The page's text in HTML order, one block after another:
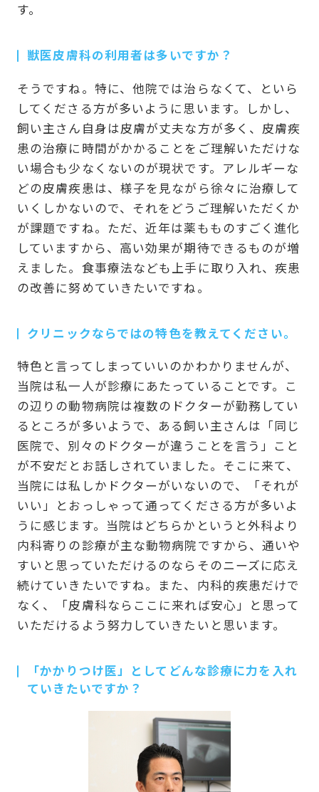
す。
獣医皮膚科の利用者は多いですか？
そうですね。特に、他院では治らなくて、といら
してくださる方が多いように思います。しかし、
飼い主さん自身は皮膚が丈夫な方が多く、皮膚疾
患の治療に時間がかかることをご理解いただけな
い場合も少なくないのが現状です。アレルギーな
どの皮膚疾患は、様子を見ながら徐々に治療して
いくしかないので、それをどうご理解いただくか
が課題ですね。ただ、近年は薬もものすごく進化
していますから、高い効果が期待できるものが増
えました。食事療法なども上手に取り入れ、疾患
の改善に努めていきたいですね。
クリニックならではの特色を教えてください。
特色と言ってしまっていいのかわかりませんが、
当院は私一人が診療にあたっていることです。こ
の辺りの動物病院は複数のドクターが勤務してい
るところが多いようで、ある飼い主さんは「同じ
医院で、別々のドクターが違うことを言う」こと
が不安だとお話しされていました。そこに来て、
当院には私しかドクターがいないので、「それが
いい」とおっしゃって通ってくださる方が多いよ
うに感じます。当院はどちらかというと外科より
内科寄りの診療が主な動物病院ですから、通いや
すいと思っていただけるのならそのニーズに応え
続けていきたいですね。また、内科的疾患だけで
なく、「皮膚科ならここに来れば安心」と思って
いただけるよう努力していきたいと思います。
「かかりつけ医」としてどんな診療に力を入れ
ていきたいですか？